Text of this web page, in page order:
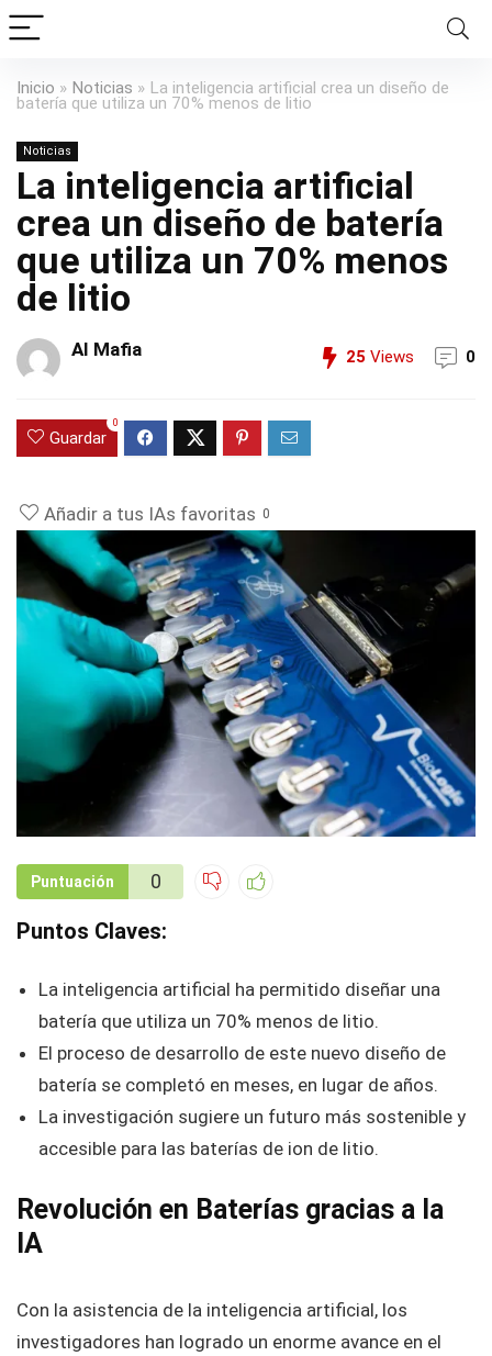
Inicio » Noticias » La inteligencia artificial crea un diseño de
batería que utiliza un 70% menos de litio
Noticias
La inteligencia artificial
crea un diseño de batería
que utiliza un 70% menos
de litio
AI Mafia 25 Views 0
Guardar
0
Añadir a tus IAs favoritas 0
Puntuación 0
Puntos Claves:
La inteligencia artificial ha permitido diseñar una
batería que utiliza un 70% menos de litio.
El proceso de desarrollo de este nuevo diseño de
batería se completó en meses, en lugar de años.
La investigación sugiere un futuro más sostenible y
accesible para las baterías de ion de litio.
Revolución en Baterías gracias a la
IA
Con la asistencia de la inteligencia artificial, los
investigadores han logrado un enorme avance en el